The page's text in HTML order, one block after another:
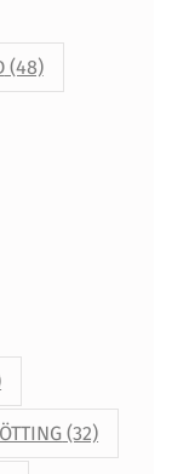
(48)
(32)